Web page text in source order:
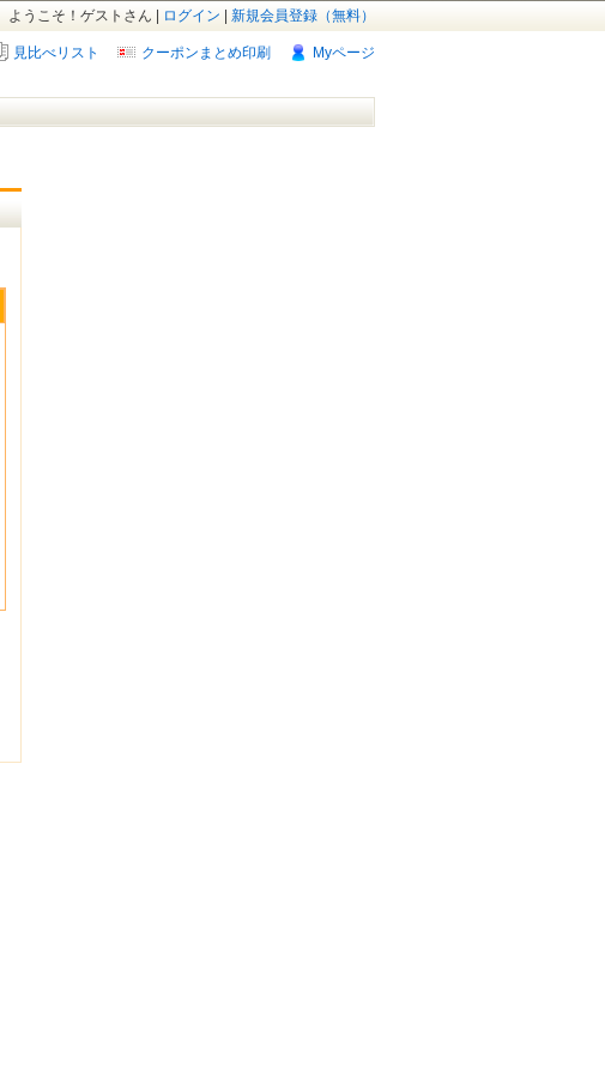
新規会員登録（無料）
ログイン
ようこそ！ゲストさん |
Myページ
クーポンまとめ印刷
見比べリスト